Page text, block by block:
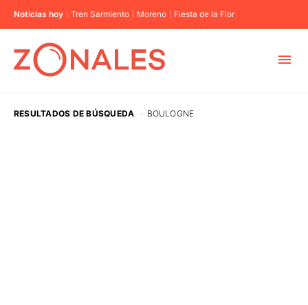
Noticias hoy Tren Sarmiento Moreno Fiesta de la Flor
RESULTADOS DE BÚSQUEDA · BOULOGNE